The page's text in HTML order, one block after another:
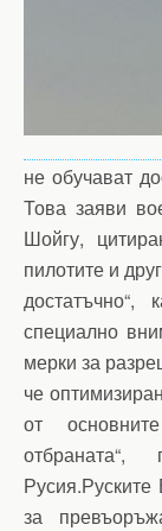
не обучават
Това заяви
Шойгу,
пилотите и
специално
мерки за
че
от
за